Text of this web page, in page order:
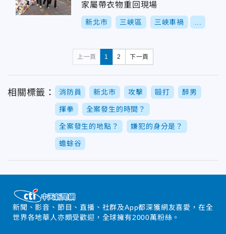
家屬帶衣物重回現場
新北市 三峽區 三峽車禍
上一頁 1 2 下一頁
相關標籤： 消防員 新北市 攻擊 毆打 醉男
揮拳 全案發生的時間？
全案發生的地點？ 嫌犯的身分是？
蟾蜍谷
新聞、影音、節目、直播、社群及App都深獲網友喜愛，在全
世界各地華人亦頗受歡迎，全球擁有2000萬粉絲。